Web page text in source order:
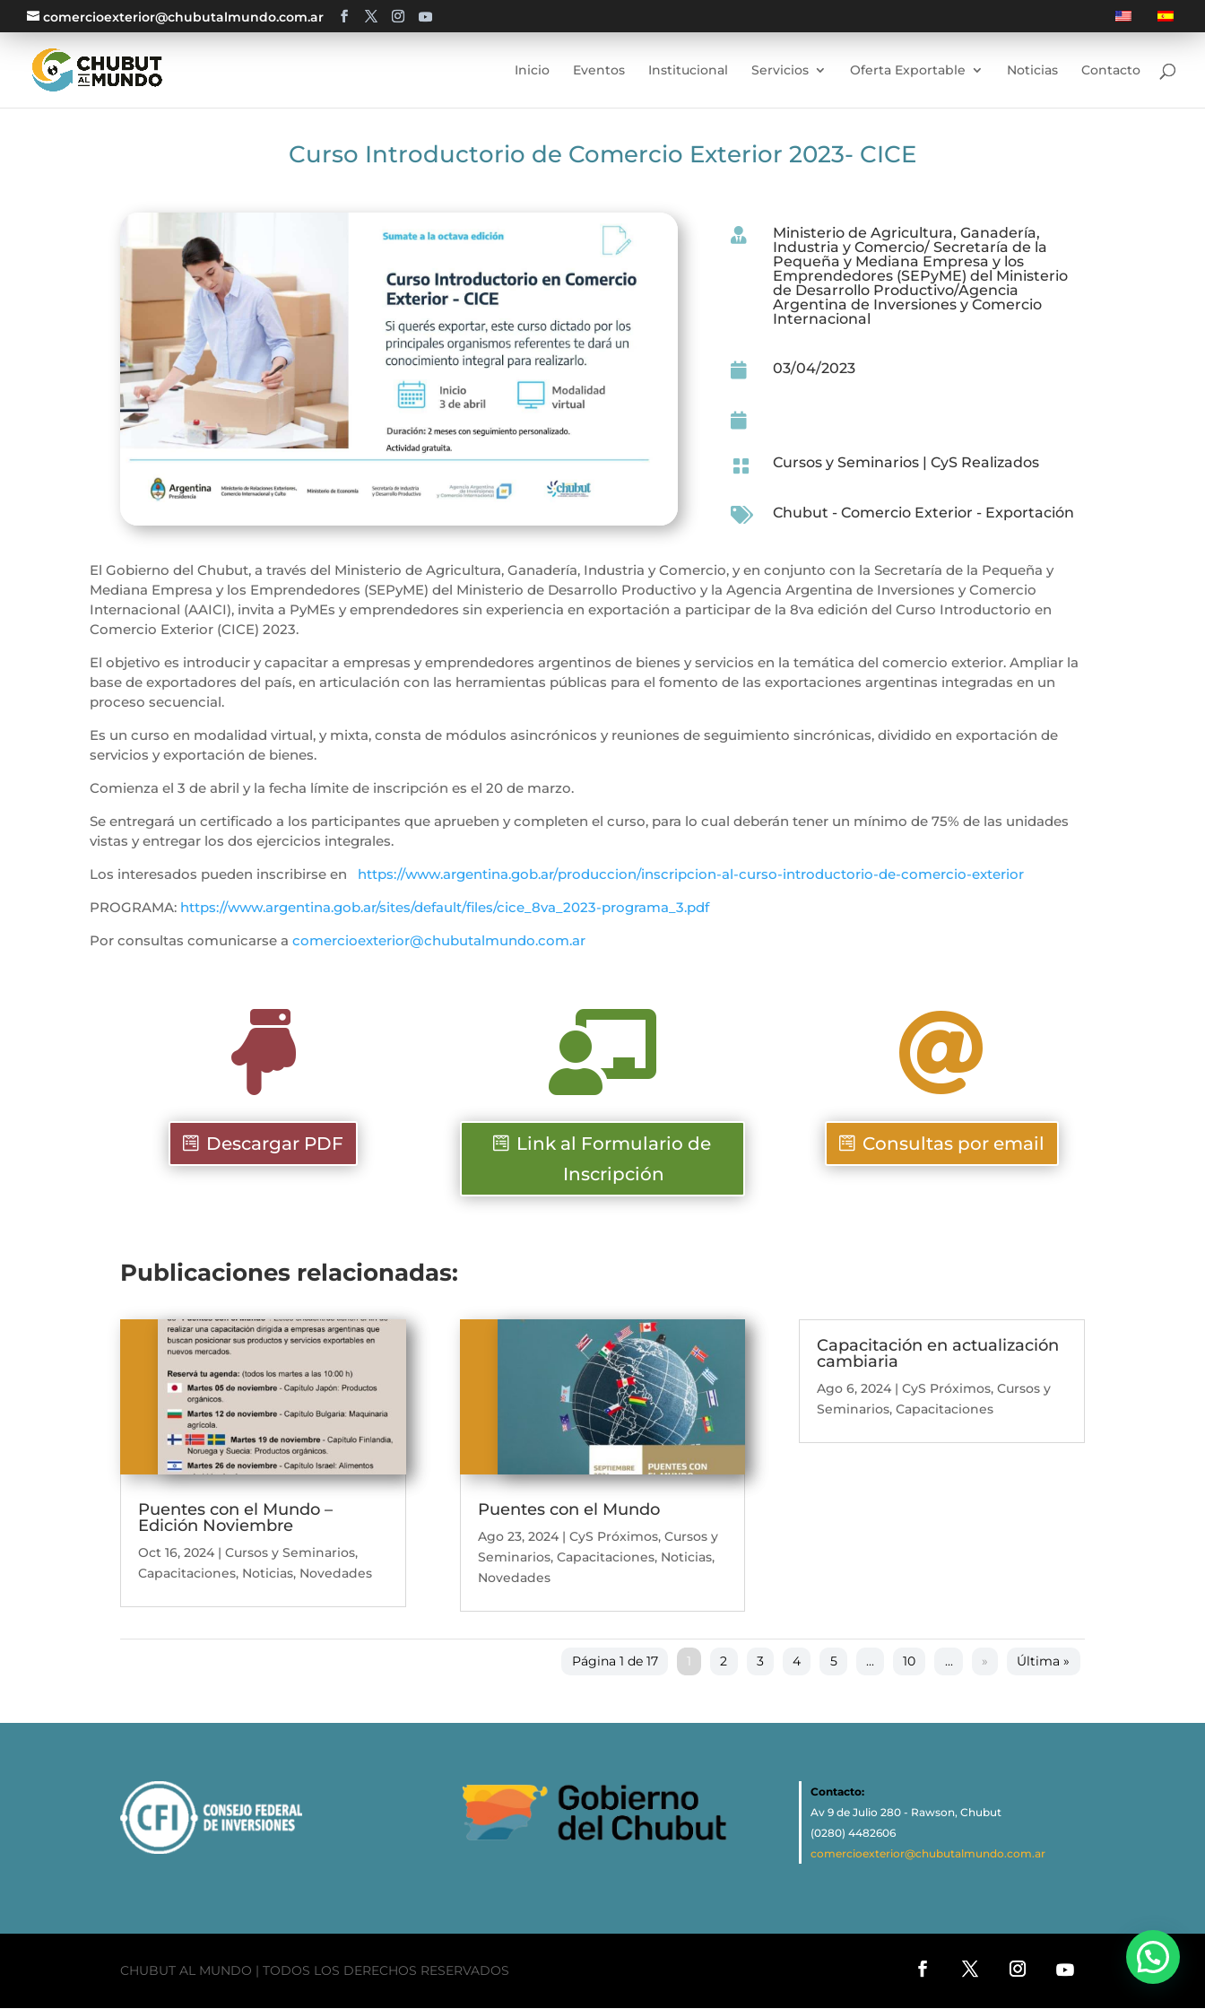
comercioexterior@chubutalmundo.com.ar
Inicio Eventos Institucional Servicios Oferta Exportable Noticias Contacto
Curso Introductorio de Comercio Exterior 2023- CICE

Ministerio de Agricultura, Ganadería,
Industria y Comercio/ Secretaría de la
Pequeña y Mediana Empresa y los
Emprendedores (SEPyME) del Ministerio
de Desarrollo Productivo/Agencia
Argentina de Inversiones y Comercio
Internacional
 03/04/2023

 Cursos y Seminarios |CyS Realizados
 Chubut -Comercio Exterior - Exportación
El Gobierno del Chubut, a través del Ministerio de Agricultura, Ganadería, Industria y Comercio, y en conjunto con la Secretaría de la Pequeña y
Mediana Empresa y los Emprendedores (SEPyME) del Ministerio de Desarrollo Productivo y la Agencia Argentina de Inversiones y Comercio
Internacional (AAICI), invita a PyMEs y emprendedores sin experiencia en exportación a participar de la 8va edición del Curso Introductorio en
Comercio Exterior (CICE) 2023.
El objetivo es introducir y capacitar a empresas y emprendedores argentinos de bienes y servicios en la temática del comercio exterior. Ampliar la
base de exportadores del país, en articulación con las herramientas públicas para el fomento de las exportaciones argentinas integradas en un
proceso secuencial.
Es un curso en modalidad virtual, y mixta, consta de módulos asincrónicos y reuniones de seguimiento sincrónicas, dividido en exportación de
servicios y exportación de bienes.
Comienza el 3 de abril y la fecha límite de inscripción es el 20 de marzo.
Se entregará un certificado a los participantes que aprueben y completen el curso, para lo cual deberán tener un mínimo de 75% de las unidades
vistas y entregar los dos ejercicios integrales.
Los interesados pueden inscribirse en https://www.argentina.gob.ar/produccion/inscripcion-al-curso-introductorio-de-comercio-exterior
PROGRAMA: https://www.argentina.gob.ar/sites/default/files/cice_8va_2023-programa_3.pdf
Por consultas comunicarse a comercioexterior@chubutalmundo.com.ar

Descargar PDF

Link al Formulario de
Inscripción

Consultas por email
Publicaciones relacionadas:
Puentes con el Mundo –
Edición Noviembre
Oct 16, 2024 |Cursos y Seminarios,
Capacitaciones, Noticias, Novedades
Puentes con el Mundo
Ago 23, 2024| CyS Próximos, Cursos y
Seminarios, Capacitaciones, Noticias,
Novedades
Capacitación en actualización
cambiaria
Ago 6, 2024| CyS Próximos, Cursos y
Seminarios, Capacitaciones
Página 1 de 17 1 2 3 4 5 ... 10 ... » Última »
Contacto:
Av 9 de Julio 280 - Rawson, Chubut
(0280) 4482606
comercioexterior@chubutalmundo.com.ar
CHUBUT AL MUNDO | TODOS LOS DERECHOS RESERVADOS